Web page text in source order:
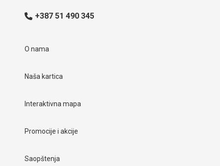
+387 51 490 345
O nama
Naša kartica
Interaktivna mapa
Promocije i akcije
Saopštenja